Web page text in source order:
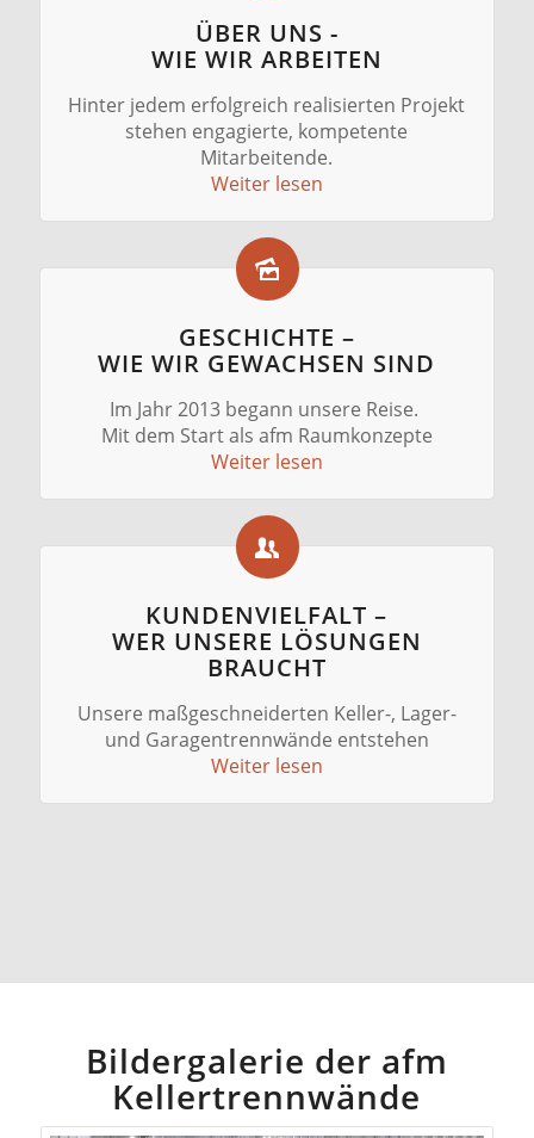
ÜBER UNS -
WIE WIR ARBEITEN
Hinter jedem erfolgreich realisierten Projekt
stehen engagierte, kompetente
Mitarbeitende.
Weiter lesen
GESCHICHTE –
WIE WIR GEWACHSEN SIND
Im Jahr 2013 begann unsere Reise.
Mit dem Start als afm Raumkonzepte
Weiter lesen
KUNDENVIELFALT –
WER UNSERE LÖSUNGEN
BRAUCHT
Unsere maßgeschneiderten Keller-, Lager-
und Garagentrennwände entstehen
Weiter lesen
Bildergalerie der afm
Kellertrennwände